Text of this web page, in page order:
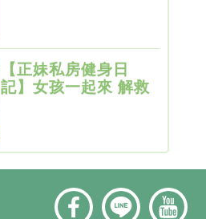
【正妹私房健身日
記】女孩一起來 解救